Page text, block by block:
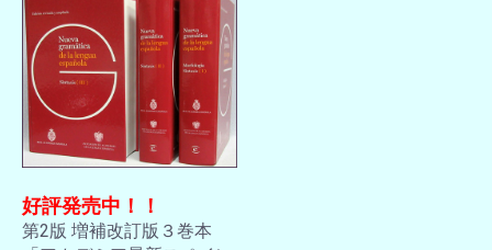
好評発売中！！
第2版 増補改訂版３巻本